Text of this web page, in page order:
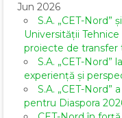
Jun 2026
S.A. „CET-
Universității
proiecte de
S.A. „CET-Nord”
experiență și
S.A. „CET-Nord”
pentru Diaspora